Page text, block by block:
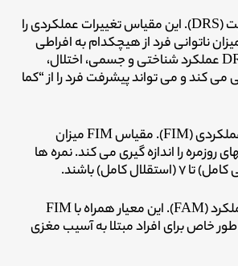
• مقیاس امتیاز معلولیت (DRS). این مقیاس تغییرات عملکردی را
ناتوانی فرد از هیچکدام به افراطی
اندازه گیری می کند. DRS عملکرد شناختی و جسمی، اختلال،
می کند و می تواند پیشرفت فرد را از “کما
• اندازه گیری مستقل عملکردی (FIM). مقیاس FIM میزان
روزمره را اندازه گیری می کند. نمره ها
• اندازه گیری ارزیابی عملکرد (FAM). این معیار همراه با FIM
خاص برای افراد مبتلا به آسیب مغزی